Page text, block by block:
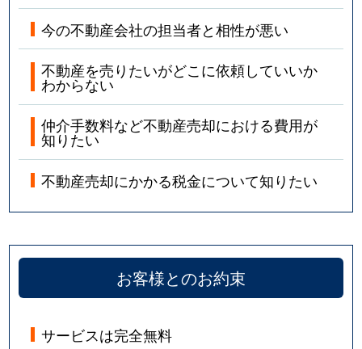
今の不動産会社の担当者と相性が悪い
不動産を売りたいがどこに依頼していいか
わからない
仲介手数料など不動産売却における費用が
知りたい
不動産売却にかかる税金について知りたい
お客様とのお約束
サービスは完全無料